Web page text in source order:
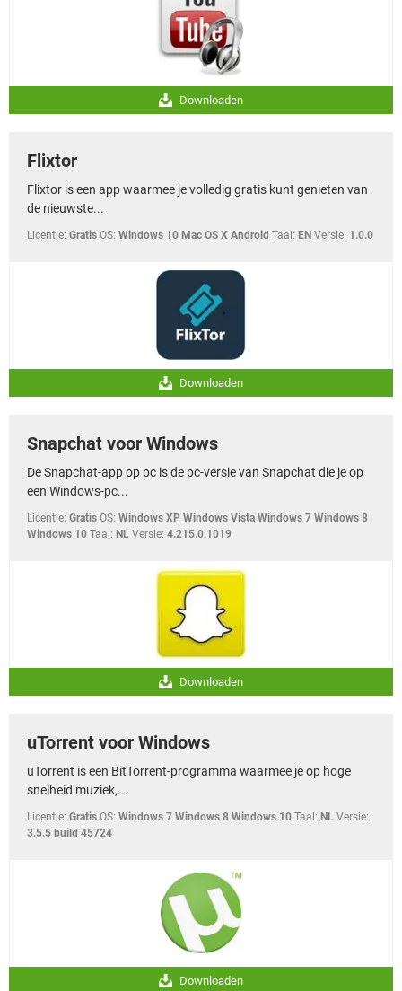
Downloaden
Flixtor
Flixtor is een app waarmee je volledig gratis kunt genieten van
de nieuwste...
Licentie: Gratis OS: Windows 10 Mac OS X Android Taal: EN Versie: 1.0.0
Downloaden
Snapchat voor Windows
De Snapchat-app op pc is de pc-versie van Snapchat die je op
een Windows-pc...
Licentie: Gratis OS: Windows XP Windows Vista Windows 7 Windows 8
Windows 10 Taal: NL Versie: 4.215.0.1019
Downloaden
uTorrent voor Windows
uTorrent is een BitTorrent-programma waarmee je op hoge
snelheid muziek,...
Licentie: Gratis OS: Windows 7 Windows 8 Windows 10 Taal: NL Versie:
3.5.5 build 45724
Downloaden